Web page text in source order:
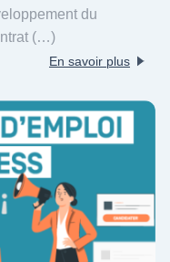
du
(…)
En savoir plus